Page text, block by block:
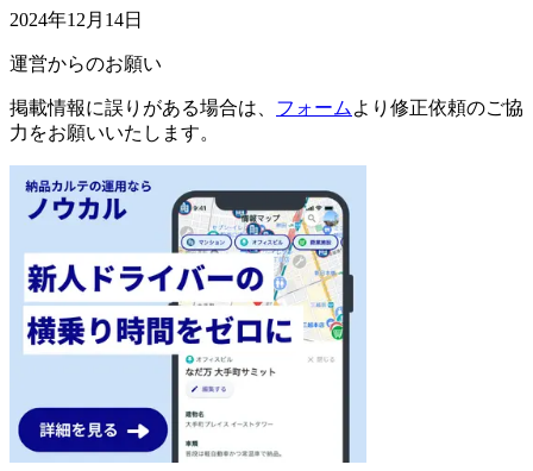
2024年12月14日
運営からのお願い
掲載情報に誤りがある場合は、 フォーム より修正依頼のご協
力をお願いいたします。